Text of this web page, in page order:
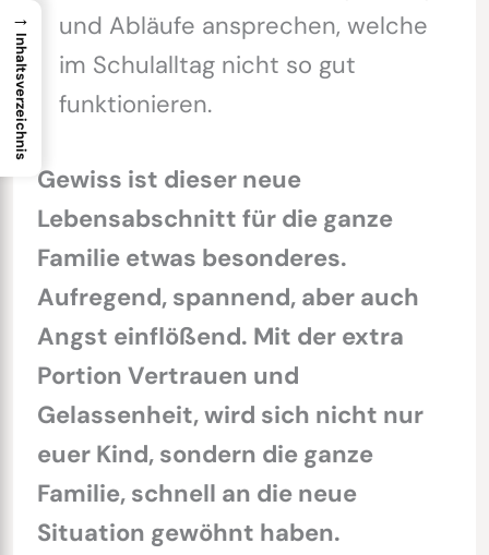
und Abläufe ansprechen, welche
im Schulalltag nicht so gut
funktionieren.
Gewiss ist dieser neue
Lebensabschnitt für die ganze
Familie etwas besonderes.
Aufregend, spannend, aber auch
Angst einflößend. Mit der extra
Portion Vertrauen und
Gelassenheit, wird sich nicht nur
euer Kind, sondern die ganze
Familie, schnell an die neue
Situation gewöhnt haben.
→
Inhaltsverzeichnis